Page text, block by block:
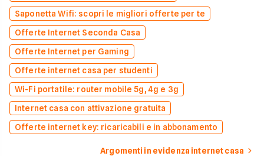
Saponetta Wifi: scopri le migliori offerte per te
Offerte Internet Seconda Casa
Offerte Internet per Gaming
Offerte internet casa per studenti
Wi-Fi portatile: router mobile 5g, 4g e 3g
Internet casa con attivazione gratuita
Offerte internet key: ricaricabili e in abbonamento
Argomenti in evidenza internet casa